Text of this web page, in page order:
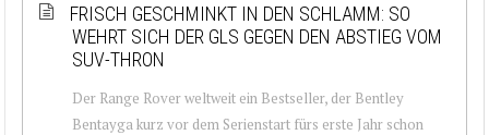
FRISCH GESCHMINKT IN DEN SCHLAMM: SO
WEHRT SICH DER GLS GEGEN DEN ABSTIEG VOM
SUV-THRON
Der Range Rover weltweit ein Bestseller, der Bentley
Bentayga kurz vor dem Serienstart fürs erste Jahr schon